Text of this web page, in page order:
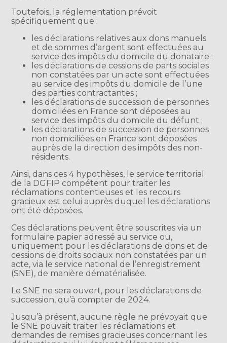
Toutefois, la réglementation prévoit
spécifiquement que :
les déclarations relatives aux dons manuels
et de sommes d’argent sont effectuées au
service des impôts du domicile du donataire ;
les déclarations de cessions de parts sociales
non constatées par un acte sont effectuées
au service des impôts du domicile de l’une
des parties contractantes ;
les déclarations de succession de personnes
domiciliées en France sont déposées au
service des impôts du domicile du défunt ;
les déclarations de succession de personnes
non domiciliées en France sont déposées
auprès de la direction des impôts des non-
résidents.
Ainsi, dans ces 4 hypothèses, le service territorial
de la DGFIP compétent pour traiter les
réclamations contentieuses et les recours
gracieux est celui auprès duquel les déclarations
ont été déposées.
Ces déclarations peuvent être souscrites via un
formulaire papier adressé au service ou,
uniquement pour les déclarations de dons et de
cessions de droits sociaux non constatées par un
acte, via le service national de l’enregistrement
(SNE), de manière dématérialisée.
Le SNE ne sera ouvert, pour les déclarations de
succession, qu’à compter de 2024.
Jusqu’à présent, aucune règle ne prévoyait que
le SNE pouvait traiter les réclamations et
demandes de remises gracieuses concernant les